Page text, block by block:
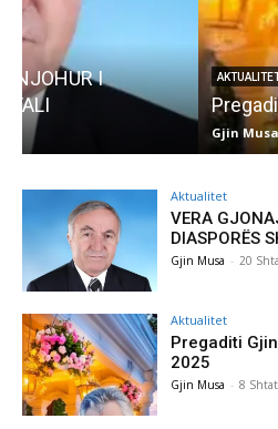
AKTUALITET
Pregaditi Gjin Musa-
0
Aktualitet
VERA
DIASPORËS
Gjin Musa - 20
Aktualitet
Pregaditi
2025
Gjin Musa - 8